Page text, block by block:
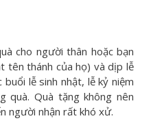
cho người thân hoặc bạn
tên thánh của họ) và dịp lễ
lễ sinh nhật, lễ kỷ niệm
quà. Quà tặng không nên
người nhận rất khó xử.